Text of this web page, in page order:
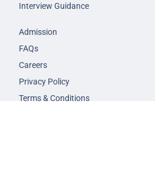
Interview Guidance
Admission
FAQs
Careers
Privacy Policy
Terms & Conditions